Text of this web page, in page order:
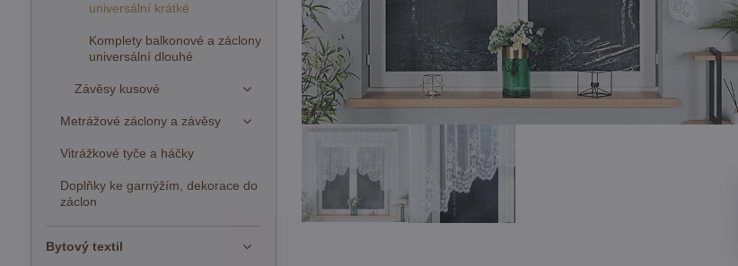
universální krátké
Komplety balkonové a záclony
universální dlouhé
Závěsy kusové
Metrážové záclony a závěsy
Vitrážkové tyče a háčky
Doplňky ke garnýžím, dekorace do
záclon
Bytový textil